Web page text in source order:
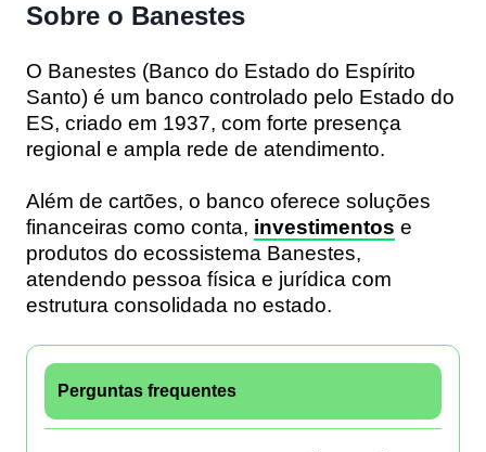
Sobre o Banestes
O Banestes (Banco do Estado do Espírito
Santo) é um banco controlado pelo Estado do
ES, criado em 1937, com forte presença
regional e ampla rede de atendimento.
Além de cartões, o banco oferece soluções
financeiras como conta, investimentos e
produtos do ecossistema Banestes,
atendendo pessoa física e jurídica com
estrutura consolidada no estado.
Perguntas frequentes